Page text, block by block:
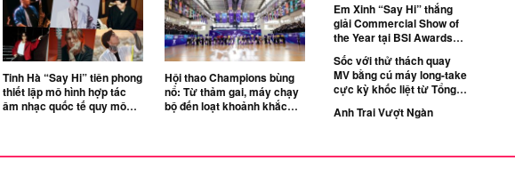
Tinh Hà “Say Hi” tiên phong
thiết lập mô hình hợp tác
âm nhạc quốc tế quy mô
Hội thao Champions bùng
nổ: Từ thảm gai, máy chạy
bộ đến loạt khoảnh khắc
Em Xinh “Say Hi” thắng
giải Commercial Show of
the Year tại BSI Awards
2026
Sốc với thử thách quay
MV bằng cú máy long-take
cực kỳ khốc liệt từ Tổng
Anh Trai Vượt Ngàn
chơi đối đầu